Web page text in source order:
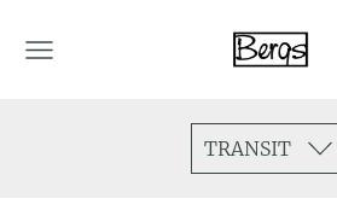
TRANSIT